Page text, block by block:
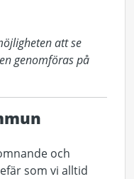
att se
genomföras på
och
som vi alltid